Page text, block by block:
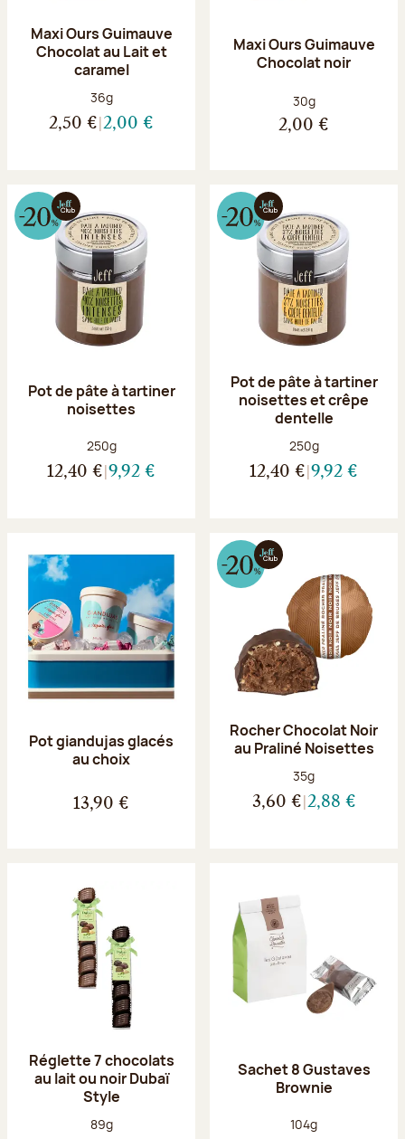
Maxi Ours Guimauve
Chocolat au Lait et
caramel
Poids net :
36g
2,50 € 2,00 €
Maxi Ours Guimauve
Chocolat noir
Poids net :
30g
2,00 €
Pot de pâte à tartiner
noisettes
Poids net :
250g
12,40 € 9,92 €
Pot de pâte à tartiner
noisettes et crêpe
dentelle
Poids net :
250g
12,40 € 9,92 €
Pot giandujas glacés
au choix
13,90 €
Rocher Chocolat Noir
au Praliné Noisettes
Poids net :
35g
3,60 € 2,88 €
Réglette 7 chocolats
au lait ou noir Dubaï
Style
Poids net :
89g
Sachet 8 Gustaves
Brownie
Poids net :
104g